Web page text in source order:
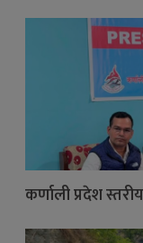
कर्णाली प्रदेश